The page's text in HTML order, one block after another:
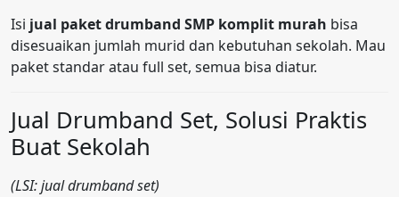
Isi jual paket drumband SMP komplit murah bisa
disesuaikan jumlah murid dan kebutuhan sekolah. Mau
paket standar atau full set, semua bisa diatur.
Jual Drumband Set, Solusi Praktis
Buat Sekolah
(LSI: jual drumband set)